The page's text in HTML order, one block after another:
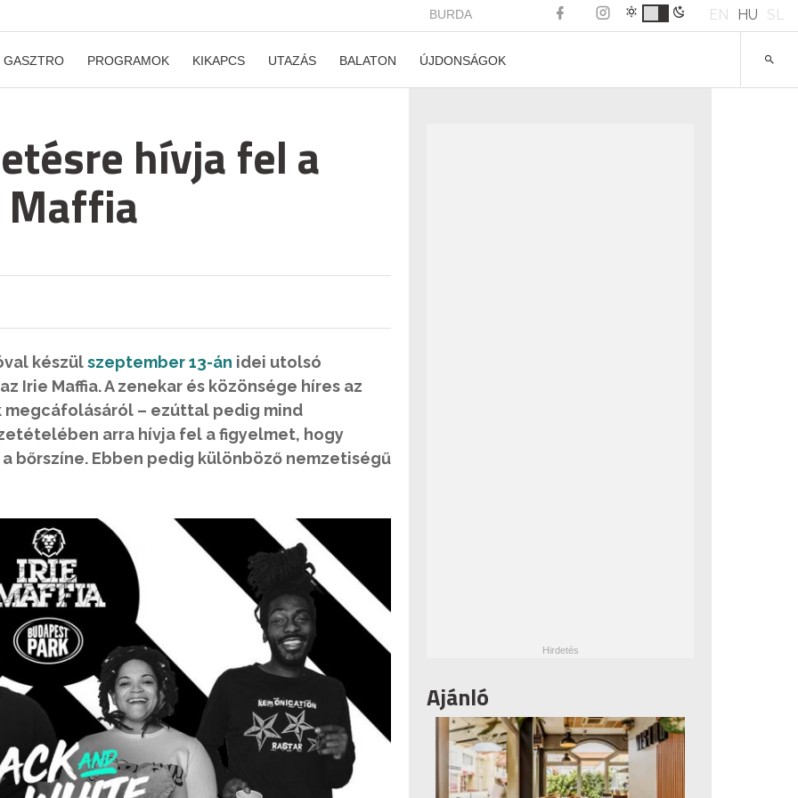
BURDA EN HU SL
GASZTRO PROGRAMOK KIKAPCS UTAZÁS BALATON ÚJDONSÁGOK
hívja fel a
készülszeptember 13-án idei utolsó
Irie Maffia. A zenekar és közönsége híres az
– ezúttal pedig mind
arra hívja fel a figyelmet, hogy
bőrszíne. Ebben pedig különböző nemzetiségű
Ajánló